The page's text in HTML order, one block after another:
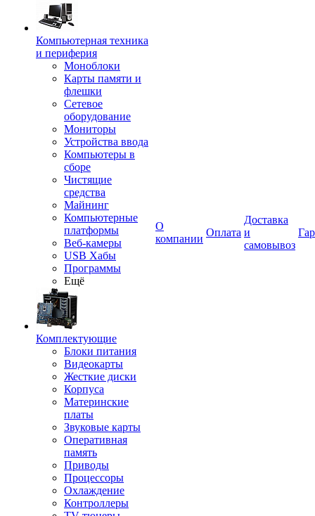
Компьютерная техника
и периферия
Моноблоки
Карты памяти и
флешки
Сетевое
оборудование
Мониторы
Устройства ввода
Компьютеры в
сборе
Чистящие
средства
Майнинг
Компьютерные
платформы
Веб-камеры
USB Хабы
Программы
Ещё
Комплектующие
Блоки питания
Видеокарты
Жесткие диски
Корпуса
Материнские
платы
Звуковые карты
Оперативная
память
Приводы
Процессоры
Охлаждение
Контроллеры
О
компании
Оплата
Доставка
и
самовывоз